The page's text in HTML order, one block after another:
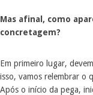
Mas afinal, como
concretagem?
Em primeiro lugar,
isso, vamos relembrar o
Após o início da pega,